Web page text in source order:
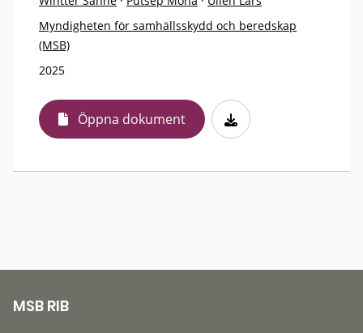
Myndigheten för samhällsskydd och beredskap
(MSB)
2025
Öppna dokument
MSB RIB